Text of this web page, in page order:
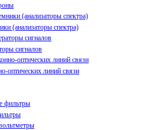
(анализаторы спектра)
сигналов
оптических линий связи